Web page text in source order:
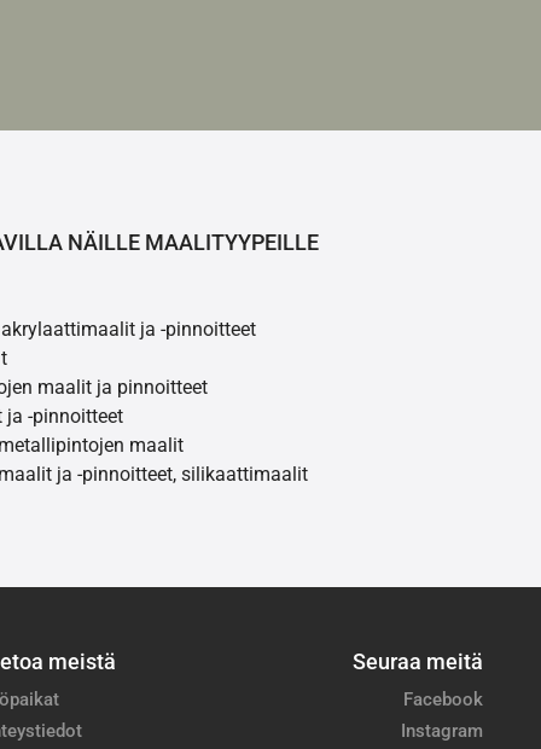
NÄILLE MAALITYYPEILLE
ja -pinnoitteet
maalit ja pinnoitteet
ja -pinnoitteet
maalit
ja -pinnoitteet, silikaattimaalit
meistä Seuraa meitä
Facebook
Instagram